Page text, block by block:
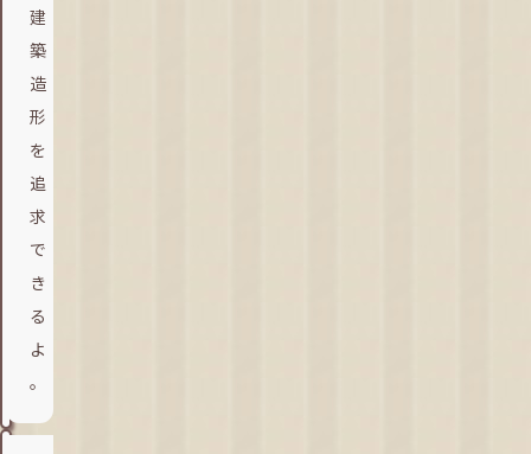
建
築
造
形
を
追
求
で
き
る
よ